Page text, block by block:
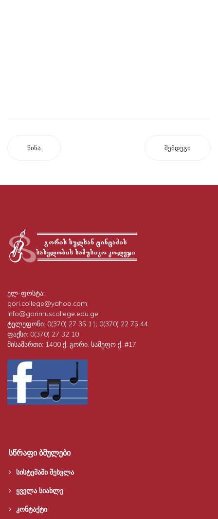
წინა შემდეგი
ელ-ფოსტა:
gori.college@yahoo.com;
info@gorimuscollege.edu.ge
ტელეფონი: 0(370) 27 35 11; 0(370) 22 75 44
ფაქსი: 0(370) 27 32 10
მისამართი: 1400 ქ. გორი, სამეფო ქ. #17
სწრაფი ბმულები
სისტემაში შესვლა
ყველა სიახლე
კონტაქტი